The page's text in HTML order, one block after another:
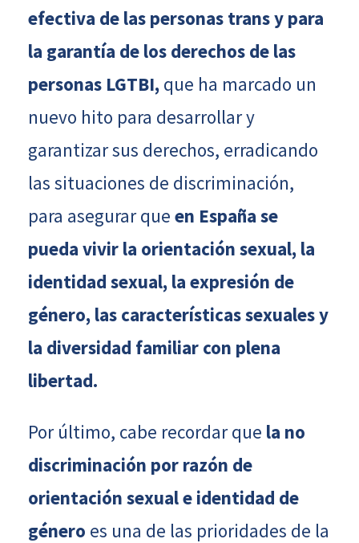
efectiva de las personas trans y para
la garantía de los derechos de las
personas LGTBI, que ha marcado un
nuevo hito para desarrollar y
garantizar sus derechos, erradicando
las situaciones de discriminación,
para asegurar que en España se
pueda vivir la orientación sexual, la
identidad sexual, la expresión de
género, las características sexuales y
la diversidad familiar con plena
libertad.
Por último, cabe recordar que la no
discriminación por razón de
orientación sexual e identidad de
género es una de las prioridades de la